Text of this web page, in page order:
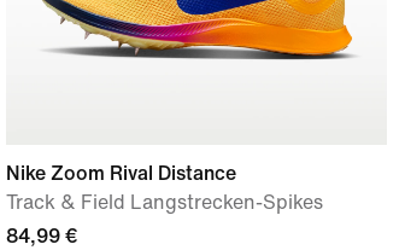
Nike Zoom Rival Distance
Track & Field Langstrecken-Spikes
84,99 €